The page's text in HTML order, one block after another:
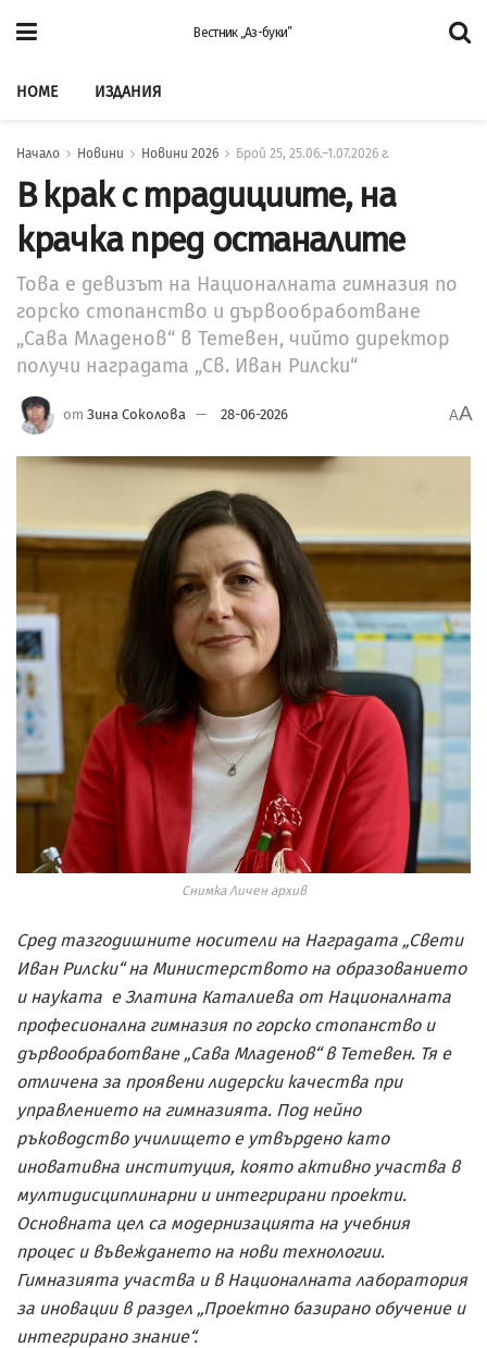
Вестник „Аз-буки”
HOME ИЗДАНИЯ
Начало Новини Новини 2026 Брой 25, 25.06.–1.07.2026 г.
В крак с традициите, на
крачка пред останалите
Това е девизът на Националната гимназия по
горско стопанство и дървообработване
„Сава Младенов“ в Тетевен, чийто директор
получи наградата „Св. Иван Рилски“
от Зина Соколова 28-06-2026 AA
Снимка Личен архив
Сред тазгодишните носители на Наградата „Свети
Иван Рилски“ на Министерството на образованието
и науката e Златина Каталиева от Националната
професионална гимназия по горско стопанство и
дървообработване „Сава Младенов“ в Тетевен. Тя е
отличена за проявени лидерски качества при
управлението на гимназията. Под нейно
ръководство училището е утвърдено като
иновативна институция, която активно участва в
мултидисциплинарни и интегрирани проекти.
Основната цел са модернизацията на учебния
процес и въвеждането на нови технологии.
Гимназията участва и в Националната лаборатория
за иновации в раздел „Проектно базирано обучение и
интегрирано знание“.